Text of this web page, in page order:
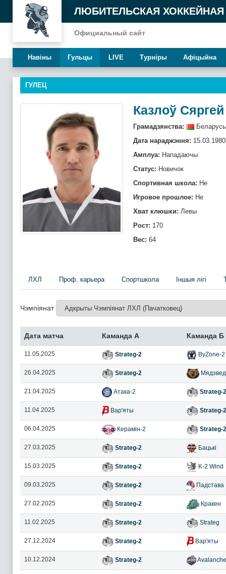
ЛЮБИТЕЛЬСКАЯ ХОККЕЙНАЯ
Официальный сайт
Навiны Гульцы LIVE Турнiры Афiцыйна
ГУЛЕЦ
Казлоў Сяргей
Грамадзянства:
Беларусь
Дата нараджэння:
Амплуа: Нападаючы
Статус: Новичок
Спортивная школа: Не
Игровое прошлое: Не
Хват клюшки: Левы
Рост: 170
Вес: 64
ЛХЛ Проф. карьера Спортшкола Iншыя лігі
Чэмпіянат
Дата матча Каманда А Каманда Б
11.05.2025 Strateg-2 ByZone-2
26.04.2025 Strateg-2
21.04.2025 Атака-2 Strateg-2
11.04.2025 Вар'яты Strateg-2
06.04.2025 Керамін-2 Strateg-2
27.03.2025 Strateg-2 Бацькі
15.03.2025 Strateg-2 K-2 Wind
09.03.2025 Strateg-2 Падстава
27.02.2025 Strateg-2 Кракен
11.02.2025 Strateg-2 Strateg
27.12.2024 Strateg-2 Вар'яты
10.12.2024 Strateg-2